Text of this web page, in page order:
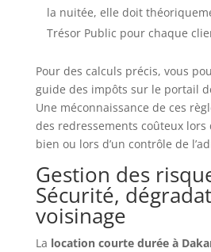
la nuitée, elle doit
Trésor Public pour chaque
Pour des calculs précis, vous
guide des impôts sur le portail
Une méconnaissance de ces
des redressements coûteux lors
bien ou lors d’un contrôle de
Gestion des
Sécurité,
voisinage
La location courte durée à